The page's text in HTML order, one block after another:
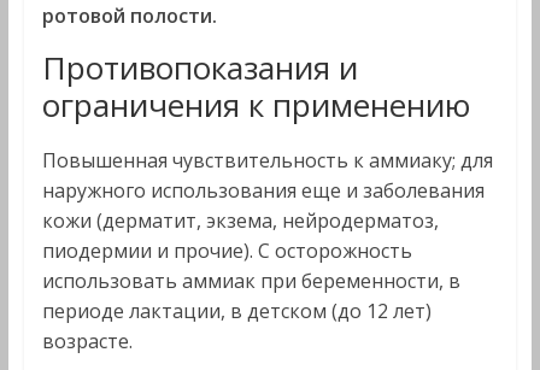
ротовой полости.
Противопоказания и
ограничения к применению
Повышенная чувствительность к аммиаку; для
наружного использования еще и заболевания
кожи (дерматит, экзема, нейродерматоз,
пиодермии и прочие). С осторожность
использовать аммиак при беременности, в
периоде лактации, в детском (до 12 лет)
возрасте.